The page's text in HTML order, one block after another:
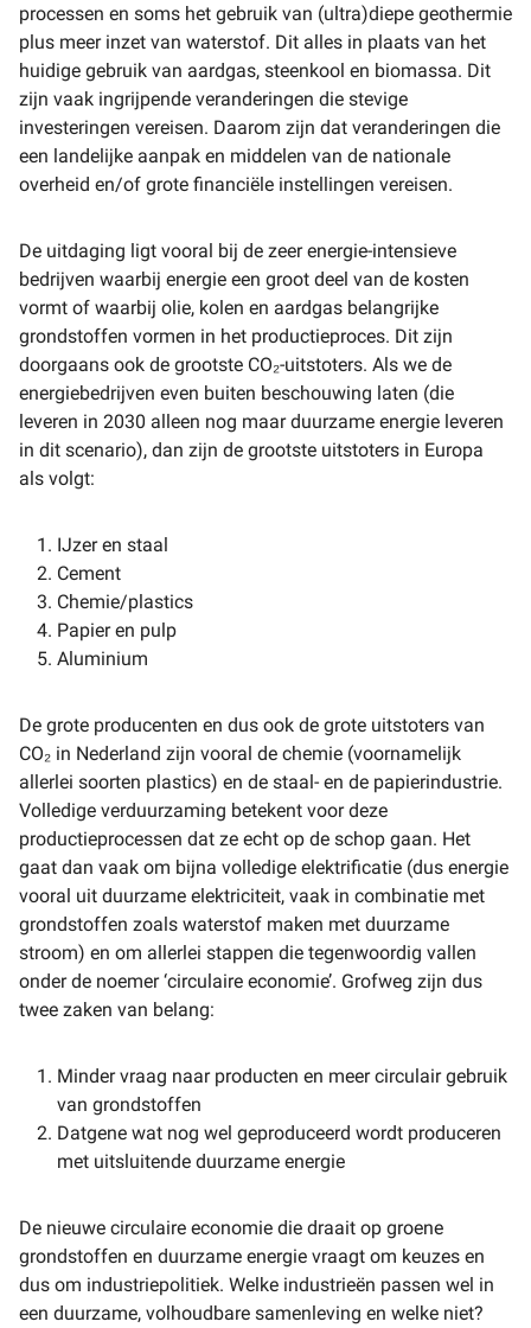
processen en soms het gebruik van (ultra)diepe geothermie
plus meer inzet van waterstof. Dit alles in plaats van het
huidige gebruik van aardgas, steenkool en biomassa. Dit
zijn vaak ingrijpende veranderingen die stevige
investeringen vereisen. Daarom zijn dat veranderingen die
een landelijke aanpak en middelen van de nationale
overheid en/of grote financiële instellingen vereisen.
De uitdaging ligt vooral bij de zeer energie-intensieve
bedrijven waarbij energie een groot deel van de kosten
vormt of waarbij olie, kolen en aardgas belangrijke
grondstoffen vormen in het productieproces. Dit zijn
doorgaans ook de grootste CO₂-uitstoters. Als we de
energiebedrijven even buiten beschouwing laten (die
leveren in 2030 alleen nog maar duurzame energie leveren
in dit scenario), dan zijn de grootste uitstoters in Europa
als volgt:
IJzer en staal
Cement
Chemie/plastics
Papier en pulp
Aluminium
De grote producenten en dus ook de grote uitstoters van
CO₂ in Nederland zijn vooral de chemie (voornamelijk
allerlei soorten plastics) en de staal- en de papierindustrie.
Volledige verduurzaming betekent voor deze
productieprocessen dat ze echt op de schop gaan. Het
gaat dan vaak om bijna volledige elektrificatie (dus energie
vooral uit duurzame elektriciteit, vaak in combinatie met
grondstoffen zoals waterstof maken met duurzame
stroom) en om allerlei stappen die tegenwoordig vallen
onder de noemer ‘circulaire economie’. Grofweg zijn dus
twee zaken van belang:
Minder vraag naar producten en meer circulair gebruik
van grondstoffen
Datgene wat nog wel geproduceerd wordt produceren
met uitsluitende duurzame energie
De nieuwe circulaire economie die draait op groene
grondstoffen en duurzame energie vraagt om keuzes en
dus om industriepolitiek. Welke industrieën passen wel in
een duurzame, volhoudbare samenleving en welke niet?